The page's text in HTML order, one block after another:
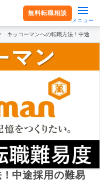
無料転職相談
メニュー
キッコーマンへの転職方法！中途採
中途採用の難易